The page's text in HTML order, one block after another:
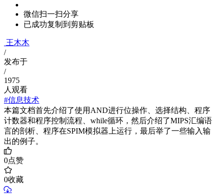
微信扫一扫分享
已成功复制到剪贴板
王木木
/
发布于
/
1975
人观看
#信息技术
本篇文档首先介绍了使用AND进行位操作、选择结构、程序
计数器和程序控制流程、while循环，然后介绍了MIPS汇编语
言的剖析、程序在SPIM模拟器上运行，最后举了一些输入输
出的例子。
0点赞
0收藏